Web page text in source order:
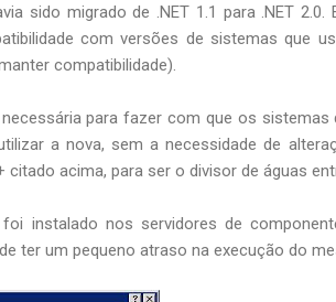
sido migrado de .NET 1.1 para .NET
com versões de sistemas que
compatibilidade).
para fazer com que os sistemas
a nova, sem a necessidade de
citado acima, para ser o divisor de águas
instalado nos servidores de
ter um pequeno atraso na execução do